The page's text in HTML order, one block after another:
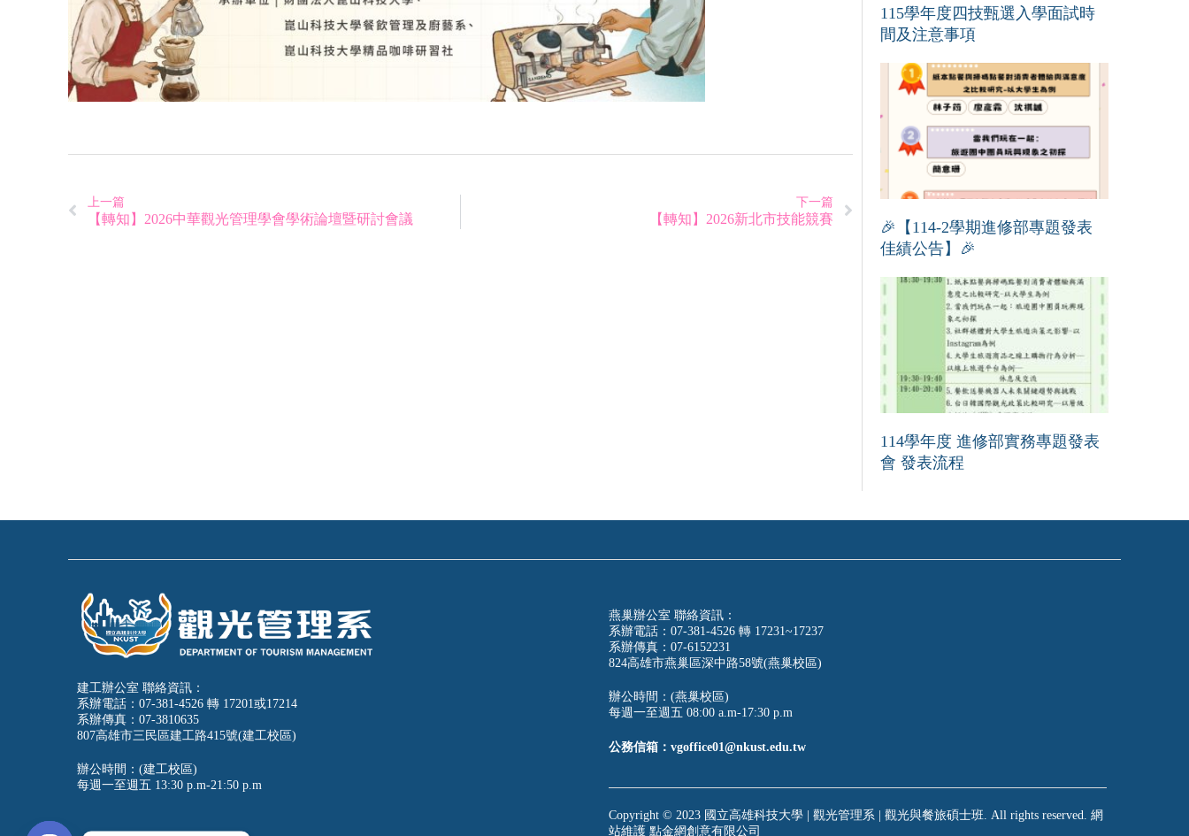
上一篇
【轉知】2026中華觀光管理學會學術論壇暨研討會議
下一篇
【轉知】2026新北市技能競賽
115學年度四技甄選入學面試時
間及注意事項
🎉【114-2學期進修部專題發表
佳績公告】🎉
114學年度 進修部實務專題發表
會 發表流程
建工辦公室 聯絡資訊：
系辦電話：07-381-4526 轉 17201或17214
系辦傳真：07-3810635
807高雄市三民區建工路415號(建工校區)
辦公時間：(建工校區)
每週一至週五 13:30 p.m-21:50 p.m
燕巢辦公室 聯絡資訊：
系辦電話：07-381-4526 轉 17231~17237
系辦傳真：07-6152231
824高雄市燕巢區深中路58號(燕巢校區)
辦公時間：(燕巢校區)
每週一至週五 08:00 a.m-17:30 p.m
公務信箱：vgoffice01@nkust.edu.tw
Copyright © 2023 國立高雄科技大學 | 觀光管理系 | 觀光與餐旅碩士班. All rights reserved. 網
站維護 點金網創意有限公司